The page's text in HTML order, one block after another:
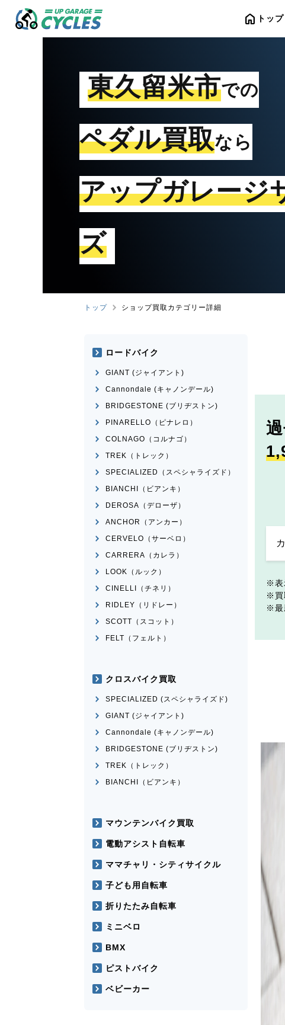
home トップ
東久留米市での
ペダル買取なら
アップガレージ
ズ
トップ ショップ買取カテゴリー詳細
ロードバイク
GIANT (ジャイアント)
Cannondale (キャノンデール)
BRIDGESTONE (ブリヂストン)
PINARELLO（ピナレロ）
COLNAGO（コルナゴ）
TREK（トレック）
SPECIALIZED（スペシャライズド）
BIANCHI（ビアンキ）
DEROSA（デローザ）
ANCHOR（アンカー）
CERVELO（サーベロ）
CARRERA（カレラ）
LOOK（ルック）
CINELLI（チネリ）
RIDLEY（リドレー）
SCOTT（スコット）
FELT（フェルト）
クロスバイク買取
SPECIALIZED (スペシャライズド)
GIANT (ジャイアント)
Cannondale (キャノンデール)
BRIDGESTONE (ブリヂストン)
TREK（トレック）
BIANCHI（ビアンキ）
マウンテンバイク買取
電動アシスト自転車
ママチャリ・シティサイクル
子ども用自転車
折りたたみ自転車
ミニベロ
BMX
ピストバイク
ベビーカー